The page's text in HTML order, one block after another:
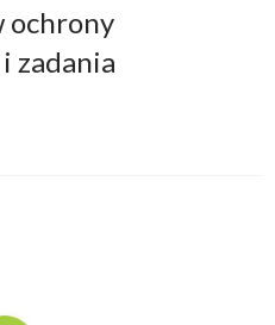
ochrony
zadania